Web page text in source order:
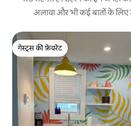
अलावा और भी कई बातों के लिए
गेस्ट्स की फ़ेवरेट
गेस्ट्स की फ़ेवरेट